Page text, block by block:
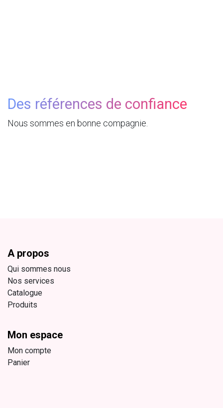
Des références de confiance
Nous sommes en bonne compagnie.
A propos
Qui sommes nous
Nos services
Catalogue
Produits
Mon espace
Mon compte
Panier